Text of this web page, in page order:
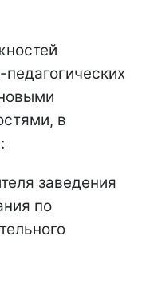
педагогических
в
заведения
по